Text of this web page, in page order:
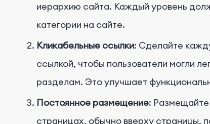
иерархию сайта. Каждый уровень
категории на сайте.
Кликабельные ссылки: Сделайте
ссылкой, чтобы пользователи могли
разделам. Это улучшает
Постоянное размещение: Размещайте
страницах, обычно вверху страницы,